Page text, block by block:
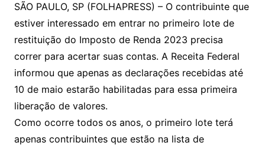
SÃO PAULO, SP (FOLHAPRESS) – O contribuinte que
estiver interessado em entrar no primeiro lote de
restituição do Imposto de Renda 2023 precisa
correr para acertar suas contas. A Receita Federal
informou que apenas as declarações recebidas até
10 de maio estarão habilitadas para essa primeira
liberação de valores.
Como ocorre todos os anos, o primeiro lote terá
apenas contribuintes que estão na lista de